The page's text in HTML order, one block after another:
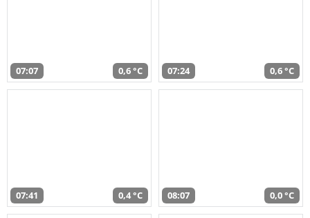
07:07 0,6 °C 07:24 0,6 °C
07:41 0,4 °C 08:07 0,0 °C